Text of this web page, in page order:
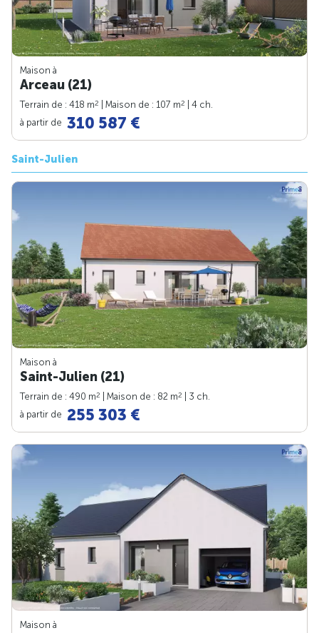
Maison à
Arceau (21)
Terrain de : 418 m2 | Maison de : 107 m2
| 4 ch.
à partir de 310 587 €
Saint-Julien
Maison à
Saint-Julien (21)
Terrain de : 490 m2 | Maison de : 82 m2
| 3 ch.
à partir de 255 303 €
Maison à